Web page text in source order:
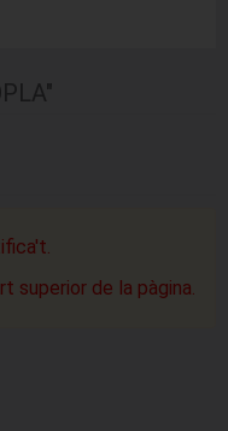
superior de la pàgina.